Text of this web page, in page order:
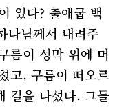
있다? 출애굽 백
나님께서 내려주
름이 성막 위에 머
고, 구름이 떠오르
길을 나섰다. 그들